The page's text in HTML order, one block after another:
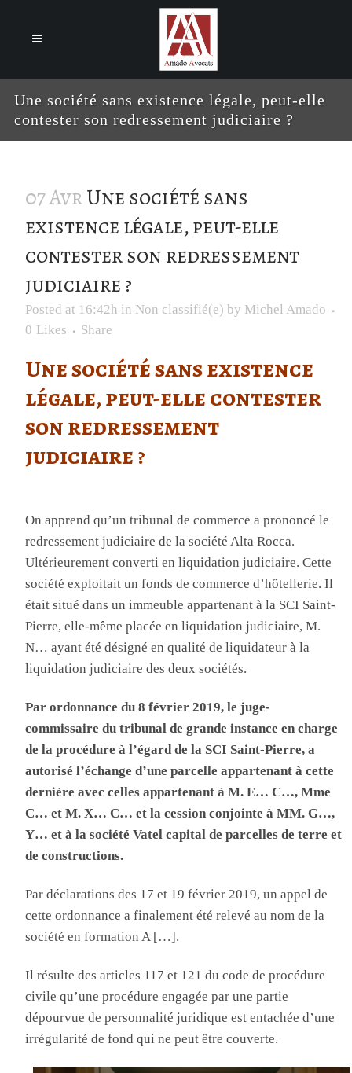
Une société sans existence légale, peut-elle
contester son redressement judiciaire ?
07 AvrUne société sans
existence légale, peut-elle
contester son redressement
judiciaire ?
Posted at 16:42h in Non classifié(e) by Michel Amado
0 Likes Share
Une société sans existence
légale, peut-elle contester
son redressement
judiciaire ?
On apprend qu’un tribunal de commerce a prononcé le
redressement judiciaire de la société Alta Rocca.
Ultérieurement converti en liquidation judiciaire. Cette
société exploitait un fonds de commerce d’hôtellerie. Il
était situé dans un immeuble appartenant à la SCI Saint-
Pierre, elle-même placée en liquidation judiciaire, M.
N… ayant été désigné en qualité de liquidateur à la
liquidation judiciaire des deux sociétés.
Par ordonnance du 8 février 2019, le juge-
commissaire du tribunal de grande instance en charge
de la procédure à l’égard de la SCI Saint-Pierre, a
autorisé l’échange d’une parcelle appartenant à cette
dernière avec celles appartenant à M. E… C…, Mme
C… et M. X… C… et la cession conjointe à MM. G…,
Y… et à la société Vatel capital de parcelles de terre et
de constructions.
Par déclarations des 17 et 19 février 2019, un appel de
cette ordonnance a finalement été relevé au nom de la
société en formation A […].
Il résulte des articles 117 et 121 du code de procédure
civile qu’une procédure engagée par une partie
dépourvue de personnalité juridique est entachée d’une
irrégularité de fond qui ne peut être couverte.